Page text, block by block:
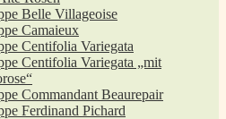
Belle Villageoise
Camaieux
Centifolia Variegata
Centifolia Variegata „mit
Commandant Beaurepair
Ferdinand Pichard